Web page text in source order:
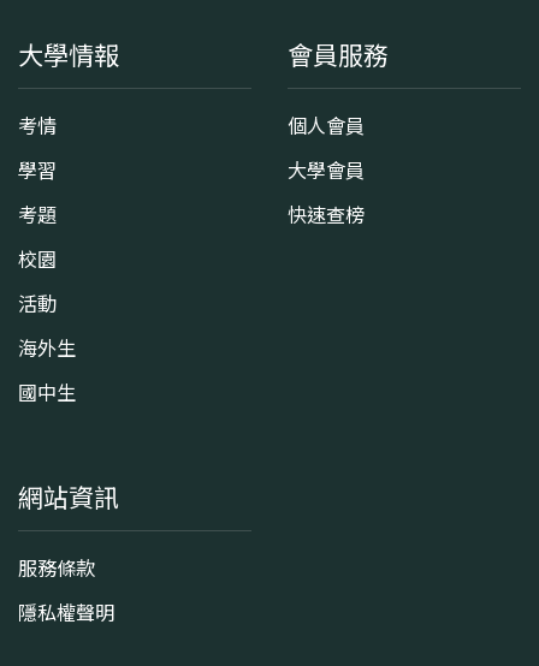
大學情報
考情
學習
考題
校園
活動
海外生
國中生
會員服務
個人會員
大學會員
快速查榜
網站資訊
服務條款
隱私權聲明